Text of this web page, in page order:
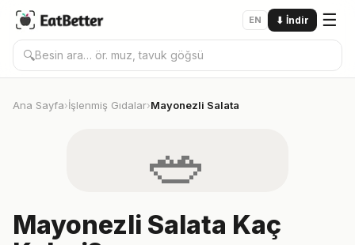
EN ⬇ İndir ☰
🔍
Ana Sayfa›İşlenmiş Gıdalar›Mayonezli Salata
🥗
Mayonezli Salata Kaç